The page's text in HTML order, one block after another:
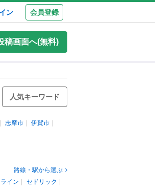
ン 会員登録
稿画面へ(無料)
人気キーワード
志摩市
伊賀市
路線・駅から選ぶ
イン
セドリック